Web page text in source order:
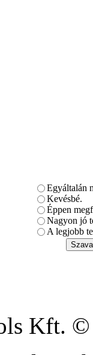
Egyáltalán
Kevésbé.
Éppen
Nagyon jó
A legjobb
Kft. ©